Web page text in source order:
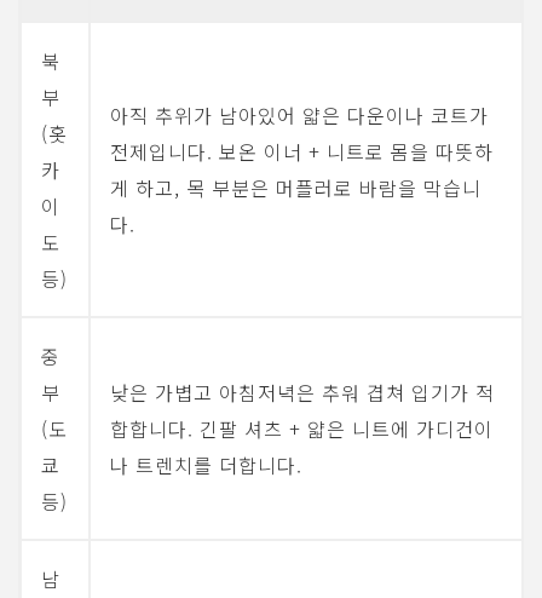
북
부
(홋
카
이
도
등)
아직 추위가 남아있어 얇은 다운이나 코트가
전제입니다. 보온 이너 + 니트로 몸을 따뜻하
게 하고, 목 부분은 머플러로 바람을 막습니
다.
중
부
(도
쿄
등)
낮은 가볍고 아침저녁은 추워 겹쳐 입기가 적
합합니다. 긴팔 셔츠 + 얇은 니트에 가디건이
나 트렌치를 더합니다.
남